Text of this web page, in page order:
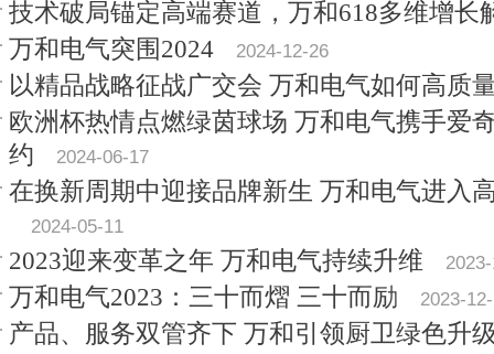
技术破局锚定高端赛道，万和618多维增长
万和电气突围2024
2024-12-26
以精品战略征战广交会 万和电气如何高质
欧洲杯热情点燃绿茵球场 万和电气携手爱
约
2024-06-17
在换新周期中迎接品牌新生 万和电气进入
2024-05-11
2023迎来变革之年 万和电气持续升维
万和电气2023：三十而熠 三十而励 2023-
产品、服务双管齐下 万和引领厨卫绿色升